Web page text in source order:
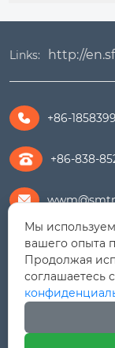
Links: http://
 +86-
+86-838-




Дорога
развития
Мы
вашего опыта
Продолжая
соглашаетесь